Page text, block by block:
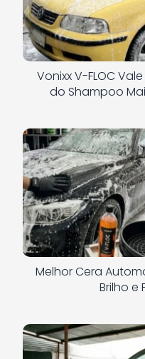
Vonixx V-FLOC
do Shampoo
Melhor Cera
Brilho e